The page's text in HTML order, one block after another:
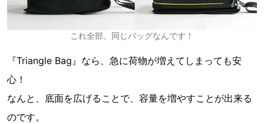
これ全部、同じバッグなんです！
『Triangle Bag』なら、急に荷物が増えてしまっても安
心！
なんと、底面を広げることで、容量を増やすことが出来る
のです。